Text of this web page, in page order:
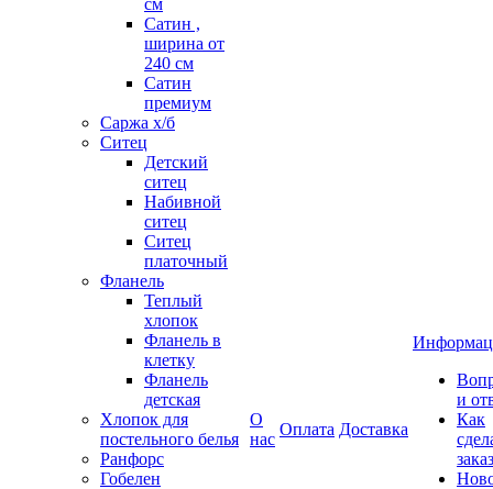
см
Сатин ,
ширина от
240 см
Сатин
премиум
Саржа х/б
Ситец
Детский
ситец
Набивной
ситец
Ситец
платочный
Фланель
Теплый
хлопок
Фланель в
клетку
Фланель
детская
Хлопок для
постельного белья
Ранфорс
Гобелен
О
нас
Оплата Доставка
и
Как
заказ